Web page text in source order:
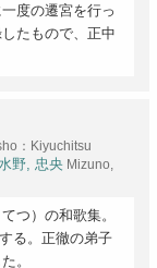
度の遷宮を行っ
たもので、正中
：Kiyuchitsu
野, 忠央Mizuno,
つ）の和歌集。
る。正徹の弟子
。